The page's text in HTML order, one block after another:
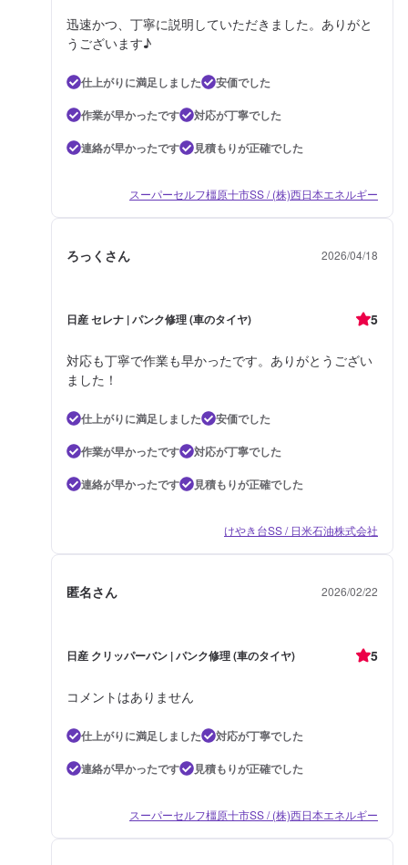
迅速かつ、丁寧に説明していただきました。ありがと
うございます♪
仕上がりに満足しました
安価でした
作業が早かったです
対応が丁寧でした
連絡が早かったです
見積もりが正確でした
スーパーセルフ橿原十市SS / (株)西日本エネルギー
ろっくさん 2026/04/18
日産 セレナ | パンク修理 (車のタイヤ) 5
対応も丁寧で作業も早かったです。ありがとうござい
ました！
仕上がりに満足しました
安価でした
作業が早かったです
対応が丁寧でした
連絡が早かったです
見積もりが正確でした
けやき台SS / 日米石油株式会社
匿名さん 2026/02/22
日産 クリッパーバン | パンク修理 (車のタイヤ) 5
コメントはありません
仕上がりに満足しました
対応が丁寧でした
連絡が早かったです
見積もりが正確でした
スーパーセルフ橿原十市SS / (株)西日本エネルギー